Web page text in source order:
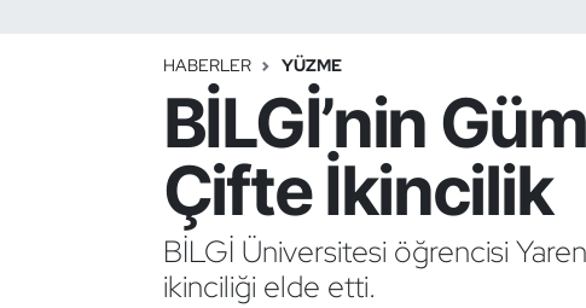
HABERLER YÜZME
BİLGİ’nin
Çifte İkincilik
BİLGİ Üniversitesi öğrencisi
ikinciliği elde etti.
Bocce Bowling Dart